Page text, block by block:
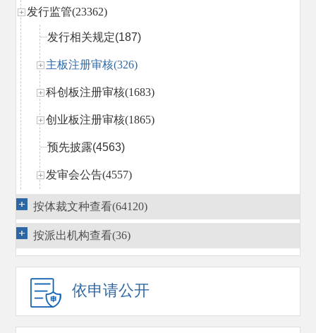
发行监管(23362)
发行相关规定(187)
主板注册审核(326)
科创板注册审核(1683)
创业板注册审核(1865)
预先披露(4563)
发审会公告(4557)
主板（中小板）发行审核(8822)
创业板发行审核(1299)
其他(57)
公众公司监管（含北交所）(3465)
按体裁文种查看(64120)
按派出机构查看(36)
依申请公开